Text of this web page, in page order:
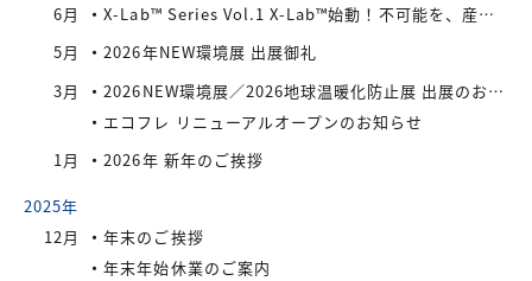
6月
X-Lab™ Series Vol.1 X-Lab™始動！不可能を、産業へ。
5月
2026年NEW環境展 出展御礼
3月
2026NEW環境展／2026地球温暖化防止展 出展のお知らせ
エコフレ リニューアルオープンのお知らせ
1月
2026年 新年のご挨拶
2025年
12月
年末のご挨拶
年末年始休業のご案内